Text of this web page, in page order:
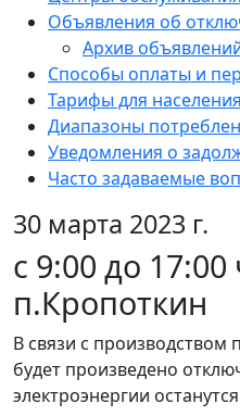
Объявления об
Архив
Способы оплаты и
Тарифы для населения
Диапазоны
Уведомления о
Часто задаваемые
30 марта 2023 г.
с 9:00 до 17:00
п.Кропоткин
В связи с производством
будет произведено
электроэнергии